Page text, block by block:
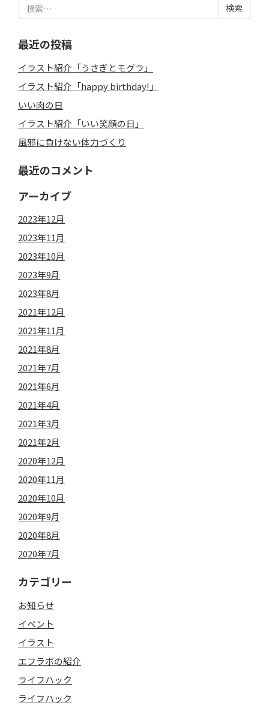
索:
最近の投稿
イラスト紹介「うさぎとモグラ」
イラスト紹介「happy birthday!」
いい肉の日
イラスト紹介「いい笑顔の日」
風邪に負けない体力づくり
最近のコメント
アーカイブ
2023年12月
2023年11月
2023年10月
2023年9月
2023年8月
2021年12月
2021年11月
2021年8月
2021年7月
2021年6月
2021年4月
2021年3月
2021年2月
2020年12月
2020年11月
2020年10月
2020年9月
2020年8月
2020年7月
カテゴリー
お知らせ
イベント
イラスト
エフラボの紹介
ライフハック
ライフハック